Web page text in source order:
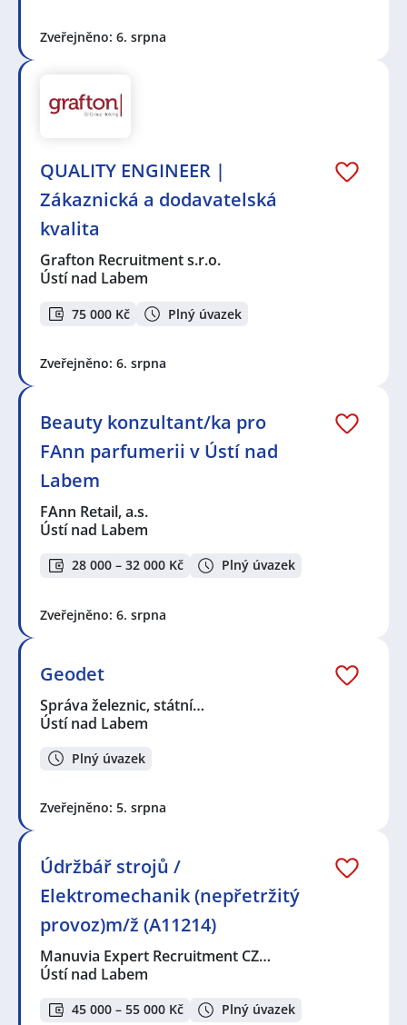
Zveřejněno: 6. srpna
QUALITY ENGINEER |
Zákaznická a dodavatelská
kvalita
Grafton Recruitment s.r.o.
Ústí nad Labem
75 000 Kč Plný úvazek
Zveřejněno: 6. srpna
Beauty konzultant/ka pro
FAnn parfumerii v Ústí nad
Labem
FAnn Retail, a.s.
Ústí nad Labem
28 000 – 32 000 Kč Plný úvazek
Zveřejněno: 6. srpna
Geodet
Správa železnic, státní…
Ústí nad Labem
Plný úvazek
Zveřejněno: 5. srpna
Údržbář strojů /
Elektromechanik (nepřetržitý
provoz)m/ž (A11214)
Manuvia Expert Recruitment CZ…
Ústí nad Labem
45 000 – 55 000 Kč Plný úvazek